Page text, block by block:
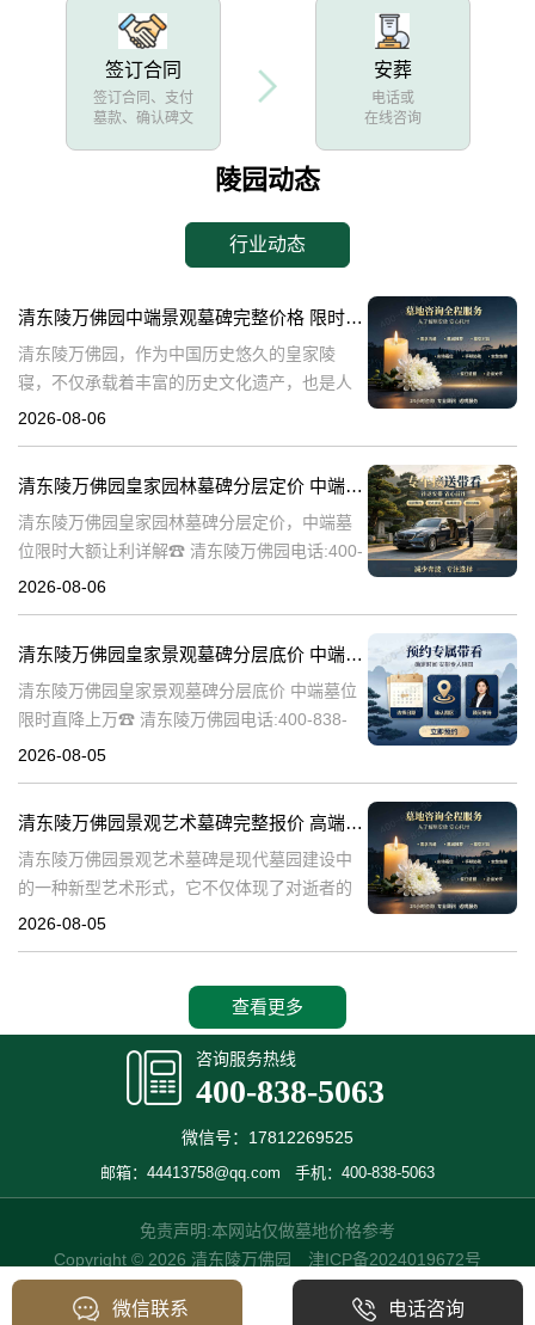
签订合同
签订合同、支付
墓款、确认碑文
安葬
电话或
在线咨询
陵园动态
行业动态
清东陵万佛园中端景观墓碑完整价格 限时减免多年管理费详解
清东陵万佛园，作为中国历史悠久的皇家陵
寝，不仅承载着丰富的历史文化遗产，也是人
们缅怀先人、寄托哀思的重要场所。近年来，
清
2026-08-06
清东陵万佛园皇家园林墓碑分层定价 中端墓位限时大额让利详解
清东陵万佛园皇家园林墓碑分层定价，中端墓
位限时大额让利详解☎ 清东陵万佛园电话:400-
838-5063清东陵万佛园，作为中国历史上著名
2026-08-06
清东陵万佛园皇家景观墓碑分层底价 中端墓位限时直降上万
清东陵万佛园皇家景观墓碑分层底价 中端墓位
限时直降上万☎ 清东陵万佛园电话:400-838-
5063清东陵万佛园，作为中国历史上著名的皇
2026-08-05
清东陵万佛园景观艺术墓碑完整报价 高端墓型大额直降活动详解
清东陵万佛园景观艺术墓碑是现代墓园建设中
的一种新型艺术形式，它不仅体现了对逝者的
尊重和缅怀，更是一种文化艺术的传承。本文
2026-08-05
查看更多
咨询服务热线
400-838-5063
微信号：17812269525
邮箱：44413758@qq.com 手机：400-838-5063
免责声明:本网站仅做墓地价格参考
Copyright © 2026 清东陵万佛园 津ICP备2024019672号
微信联系 电话咨询